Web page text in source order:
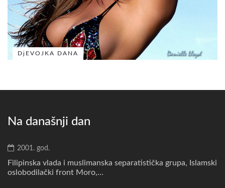
DjEVOJKA DANA
Na današnji dan
2001. god.
Filipinska vlada i muslimanska separatistička grupa, Islamski
oslobodilački front Moro,...